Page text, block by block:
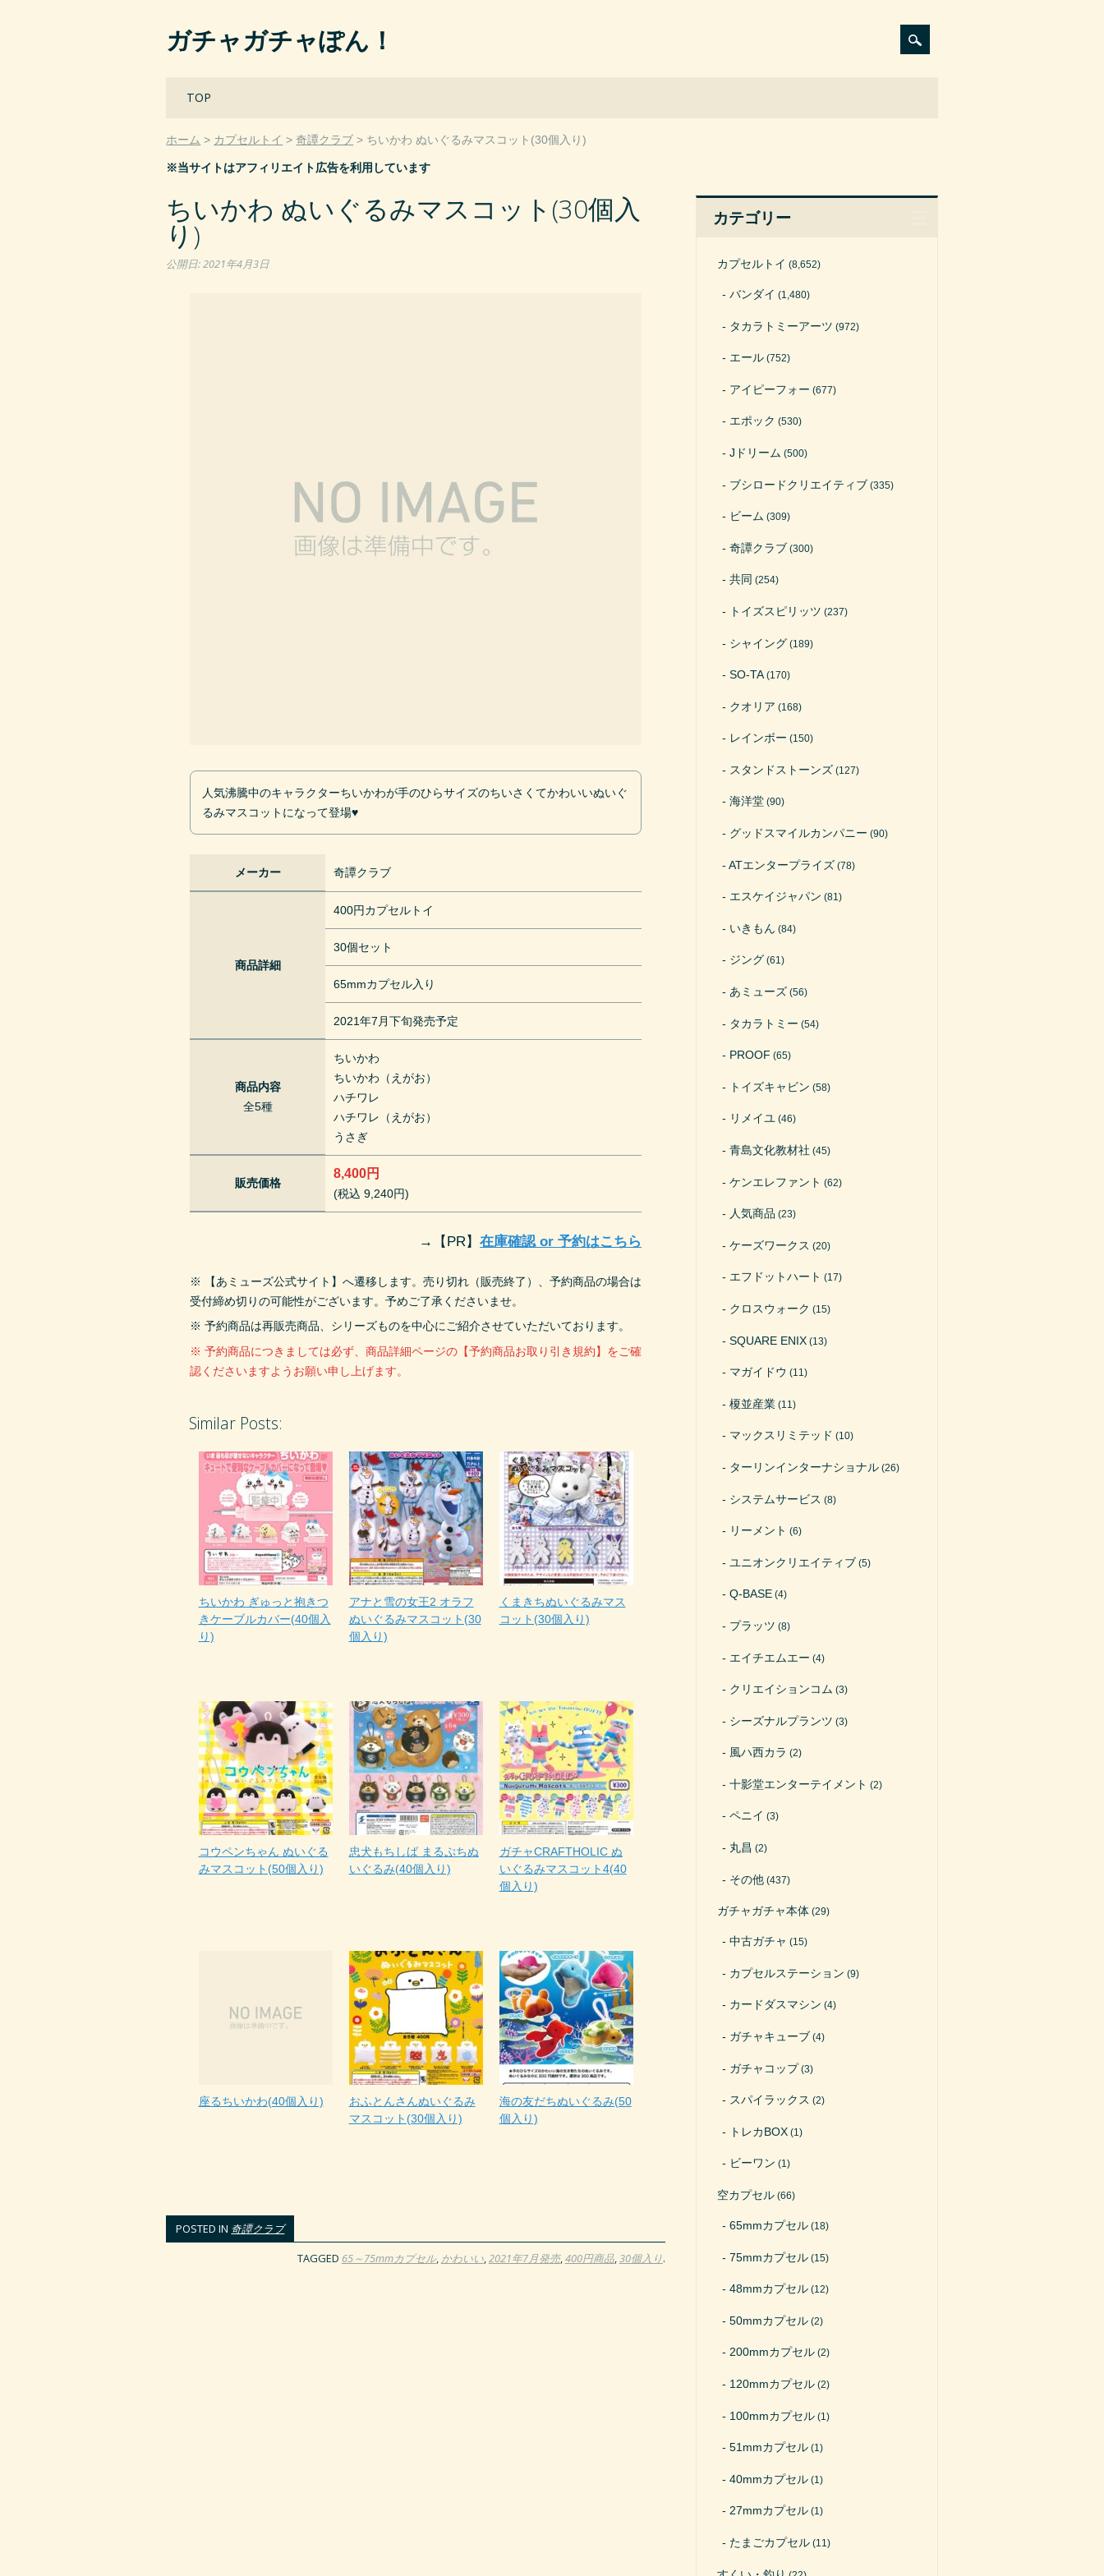
ガチャガチャぽん！
Main menu
TOP
ホーム カプセルトイ 奇譚クラブ ちいかわ ぬいぐるみマスコット(30個入り)
※当サイトはアフィリエイト広告を利用しています
ちいかわ ぬいぐるみマスコット(30個入
り)
公開日:2021年4月3日
人気沸騰中のキャラクターちいかわが手のひらサイズのちいさくてかわいいぬいぐ
るみマスコットになって登場♥
メーカー 奇譚クラブ
商品詳細
400円カプセルトイ
30個セット
65mmカプセル入り
2021年7月下旬発売予定
商品内容
全5種
ちいかわ
ちいかわ（えがお）
ハチワレ
ハチワレ（えがお）
うさぎ
販売価格
8,400円
(税込 9,240円)
→ 【PR】在庫確認 or 予約はこちら
※ 【あミューズ公式サイト】へ遷移します。売り切れ（販売終了）、予約商品の場合は
受付締め切りの可能性がございます。予めご了承くださいませ。
※ 予約商品は再販売商品、シリーズものを中心にご紹介させていただいております。
※ 予約商品につきましては必ず、商品詳細ページの【予約商品お取り引き規約】をご確
認くださいますようお願い申し上げます。
Similar Posts:
ちいかわ ぎゅっと抱きつ
きケーブルカバー(40個入
り)
アナと雪の女王2 オラフ
ぬいぐるみマスコット(30
個入り)
くまきちぬいぐるみマス
コット(30個入り)
コウペンちゃん ぬいぐる
みマスコット(50個入り)
忠犬もちしば まるぷちぬ
いぐるみ(40個入り)
ガチャCRAFTHOLIC ぬ
いぐるみマスコット4(40
個入り)
座るちいかわ(40個入り)
おふとんさんぬいぐるみ
マスコット(30個入り)
海の友だちぬいぐるみ(50
個入り)
POSTED IN 奇譚クラブ
TAGGED 65～75mmカプセル, かわいい,2021年7月発売,400円商品,30個入り.
カテゴリー
カプセルトイ (8,652)
バンダイ (1,480)
タカラトミーアーツ (972)
エール (752)
アイピーフォー (677)
エポック (530)
Jドリーム (500)
ブシロードクリエイティブ (335)
ビーム (309)
奇譚クラブ (300)
共同 (254)
トイズスピリッツ (237)
シャイング (189)
SO-TA(170)
クオリア (168)
レインボー (150)
スタンドストーンズ (127)
海洋堂 (90)
グッドスマイルカンパニー (90)
ATエンタープライズ (78)
エスケイジャパン (81)
いきもん (84)
ジング (61)
あミューズ (56)
タカラトミー (54)
PROOF (65)
トイズキャビン (58)
リメイユ (46)
青島文化教材社 (45)
ケンエレファント (62)
人気商品 (23)
ケーズワークス (20)
エフドットハート (17)
クロスウォーク (15)
SQUARE ENIX (13)
マガイドウ (11)
榎並産業 (11)
マックスリミテッド (10)
ターリンインターナショナル (26)
システムサービス (8)
リーメント (6)
ユニオンクリエイティブ (5)
Q-BASE (4)
プラッツ (8)
エイチエムエー (4)
クリエイションコム (3)
シーズナルプランツ (3)
風ハ西カラ (2)
十影堂エンターテイメント (2)
ペニイ (3)
丸昌 (2)
その他 (437)
ガチャガチャ本体 (29)
中古ガチャ (15)
カプセルステーション (9)
カードダスマシン (4)
ガチャキューブ (4)
ガチャコップ(3)
スパイラックス (2)
トレカBOX (1)
ビーワン (1)
空カプセル (66)
65mmカプセル (18)
75mmカプセル (15)
48mmカプセル (12)
50mmカプセル (2)
200mmカプセル (2)
120mmカプセル (2)
100mmカプセル (1)
51mmカプセル (1)
40mmカプセル (1)
27mmカプセル (1)
たまごカプセル (11)